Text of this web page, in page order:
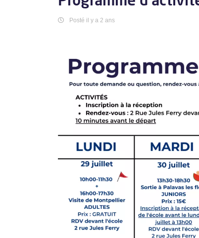
Posté il y a 2 ans